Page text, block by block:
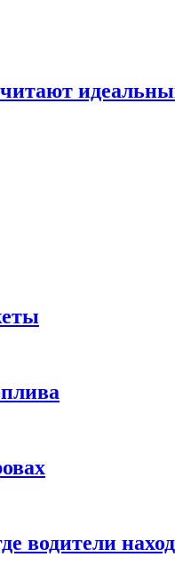
водители